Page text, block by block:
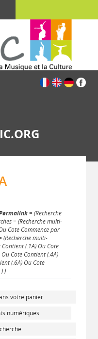
= (Recherche
= (Recherche multi-
Cote Commence par
(Recherche multi-
(.1A) Ou Cote
Cote Contient (.4A)
(.6A) Ou Cote
)
votre panier
numériques